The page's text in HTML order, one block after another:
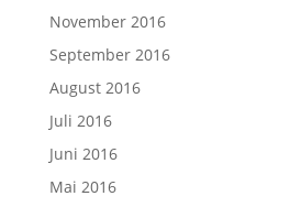
November 2016
September 2016
August 2016
Juli 2016
Juni 2016
Mai 2016